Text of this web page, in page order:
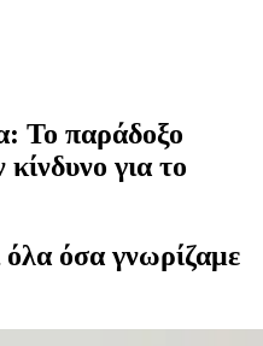
Το παράδοξο
για το
όλα όσα γνωρίζαμε